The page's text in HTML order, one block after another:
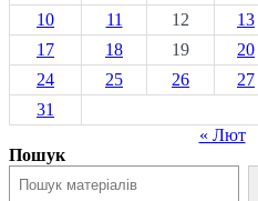
10
11 12 13
17
18 19 20
24
25 26 27
31
« Лют
Пошук